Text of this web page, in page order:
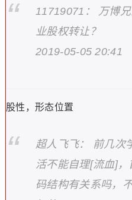
11719071： 万博
业股权转让？
2019-05-05 20:41
股性，形态位置
超人飞飞： 前几次
活不能自理[流血]
码结构有关系吗，